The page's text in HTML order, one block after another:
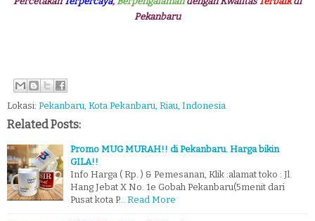
Pekanbaru
Lokasi: Pekanbaru, Kota Pekanbaru, Riau, Indonesia
Related Posts:
Promo MUG MURAH!! di Pekanbaru. Harga bikin
GILA!!
Info Harga ( Rp. ) & Pemesanan, Klik :alamat toko : Jl.
Hang Jebat X No. 1e Gobah Pekanbaru(5menit dari
Pusat kota P… Read More